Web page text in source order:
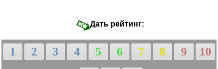
Дать рейтинг:
1 2 3 4 5 6 7 8 9
10